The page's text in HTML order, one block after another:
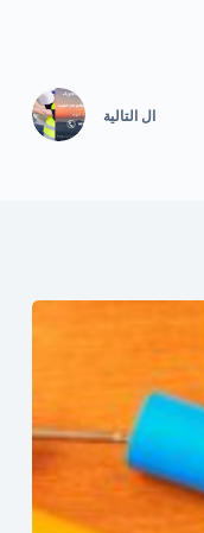
ال التالية